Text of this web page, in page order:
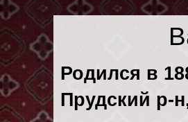
Родился в
Прудский р-